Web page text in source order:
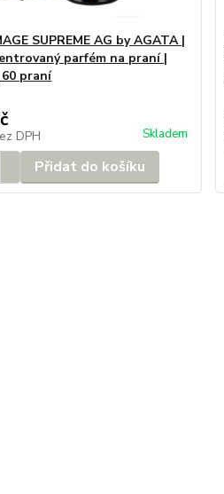
SUPREME AG by AGATA |
parfém na praní |
praní
DPH Skladem
Přidat do košíku